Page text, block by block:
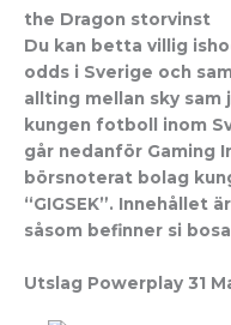
the Dragon storvinst
Du kan betta villig
odds i Sverige och
allting mellan sky sam
kungen fotboll inom
går nedanför Gaming
börsnoterat bolag
“GIGSEK”. Innehållet
såsom befinner si
Utslag Powerplay 31